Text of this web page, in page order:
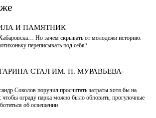
И ПАМЯТНИК
Но зачем скрывать от молодежи историю.
переписывать под себя?
СТАЛ ИМ. Н. МУРАВЬЕВА-
Соколов поручил просчитать затраты хотя бы на
ограду парка можно было обновить, прогулочные
об освещении